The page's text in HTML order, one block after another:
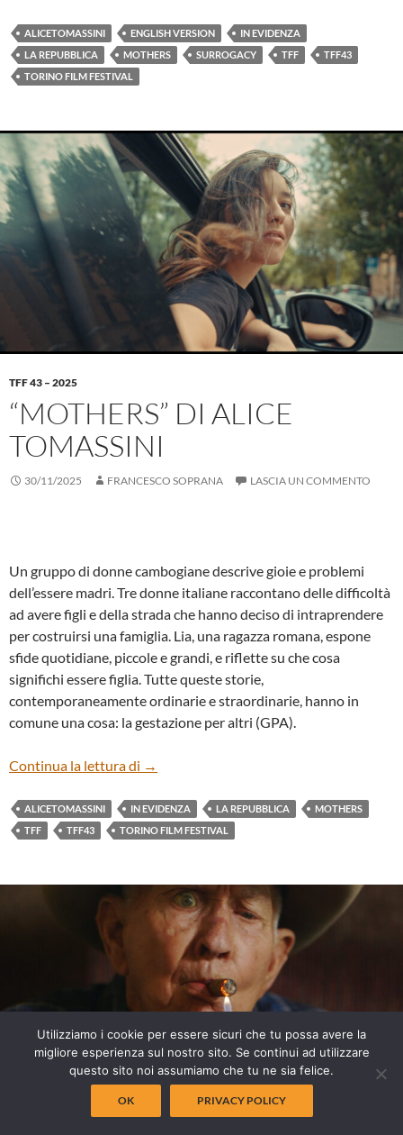
ALICETOMASSINI ENGLISH VERSION
IN EVIDENZA
LA REPUBBLICA
MOTHERS SURROGACY TFF
TFF43
TORINO FILM FESTIVAL
TFF 43 – 2025
“MOTHERS” DI ALICE
TOMASSINI
30/11/2025 FRANCESCO SOPRANA LASCIA UN COMMENTO
Un gruppo di donne cambogiane descrive gioie e problemi
dell’essere madri. Tre donne italiane raccontano delle difficoltà
ad avere figli e della strada che hanno deciso di intraprendere
per costruirsi una famiglia. Lia, una ragazza romana, espone
sfide quotidiane, piccole e grandi, e riflette su che cosa
significhi essere figlia. Tutte queste storie,
contemporaneamente ordinarie e straordinarie, hanno in
comune una cosa: la gestazione per altri (GPA).
Continua la lettura di “MOTHERS” DI ALICE TOMASSINI
→
ALICETOMASSINI IN EVIDENZA LA REPUBBLICA
MOTHERS
TFF
TFF43 TORINO FILM FESTIVAL
Utilizziamo i cookie per essere sicuri che tu possa avere la
migliore esperienza sul nostro sito. Se continui ad utilizzare
questo sito noi assumiamo che tu ne sia felice.
OK PRIVACY POLICY